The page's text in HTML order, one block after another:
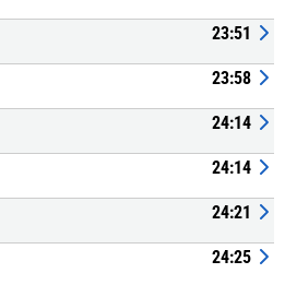
23:51
23:58
24:14
24:14
24:21
24:25